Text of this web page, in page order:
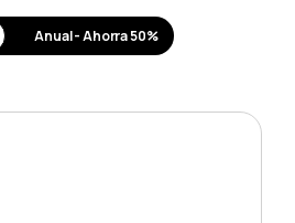
Anual - Ahorra 50%